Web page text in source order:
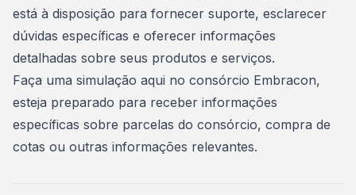
está à disposição para fornecer suporte, esclarecer
dúvidas específicas e oferecer informações
detalhadas sobre seus produtos e serviços.
Faça uma simulação aqui no consórcio Embracon,
esteja preparado para receber informações
específicas sobre parcelas do consórcio, compra de
cotas ou outras informações relevantes.